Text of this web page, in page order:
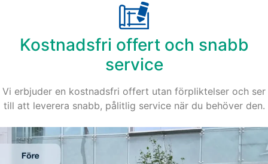
Kostnadsfri offert och snabb
service
Vi erbjuder en kostnadsfri offert utan förpliktelser och ser
till att leverera snabb, pålitlig service när du behöver den.